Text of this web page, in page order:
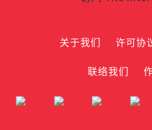
关于我们 许可协
联络我们